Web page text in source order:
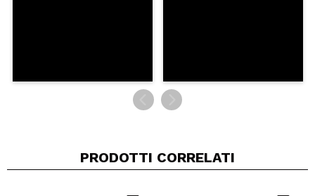
PRODOTTI CORRELATI